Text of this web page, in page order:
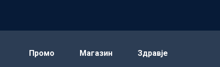
Промо Магазин Здравје